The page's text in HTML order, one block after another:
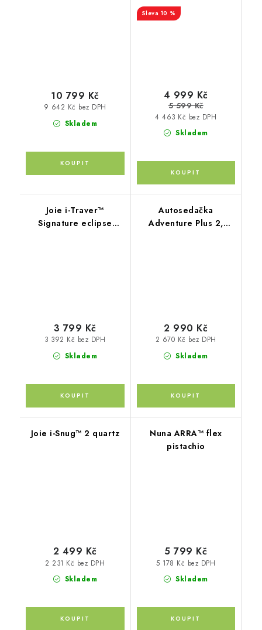
Skladem
9 642 Kč bez DPH
10 799 Kč
10 %
Skladem
4 463 Kč bez DPH
4 999 Kč
5 599 Kč
Joie i-Traver™
Signature eclipse
Skladem
3 392 Kč bez DPH
3 799 Kč
Autosedačka
Adventure Plus 2,
Skladem
2 670 Kč bez DPH
2 990 Kč
Joie i-Snug™ 2 quartz
Skladem
2 231 Kč bez DPH
2 499 Kč
Nuna ARRA™ flex
pistachio
Skladem
5 178 Kč bez DPH
5 799 Kč